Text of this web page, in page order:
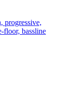
progressive,
floor, bassline